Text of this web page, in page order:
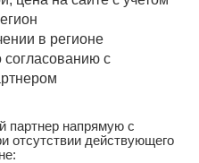
в регионе
с
партнер напрямую с
отсутствии действующего